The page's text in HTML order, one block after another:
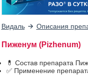
Видаль Описания
Пиженум (Pizhenum)
💊 Состав препарата
✅ Применение